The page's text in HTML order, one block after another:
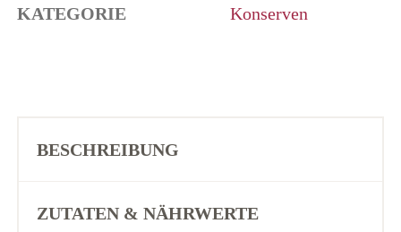
KATEGORIE Konserven
BESCHREIBUNG
ZUTATEN & NÄHRWERTE